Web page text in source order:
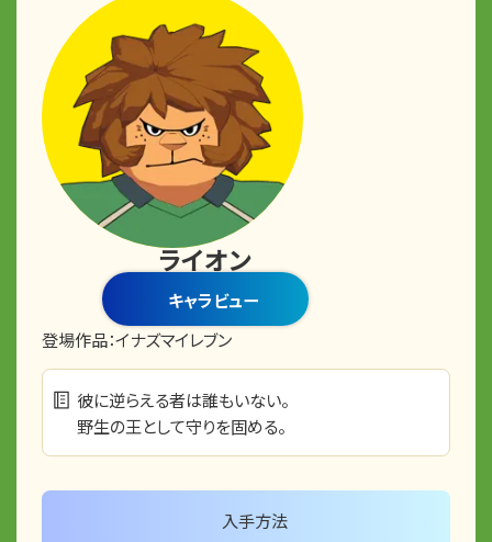
ライオン
キャラビュー
登場作品：イナズマイレブン
彼に逆らえる者は誰もいない。
野生の王として守りを固める。
入手方法